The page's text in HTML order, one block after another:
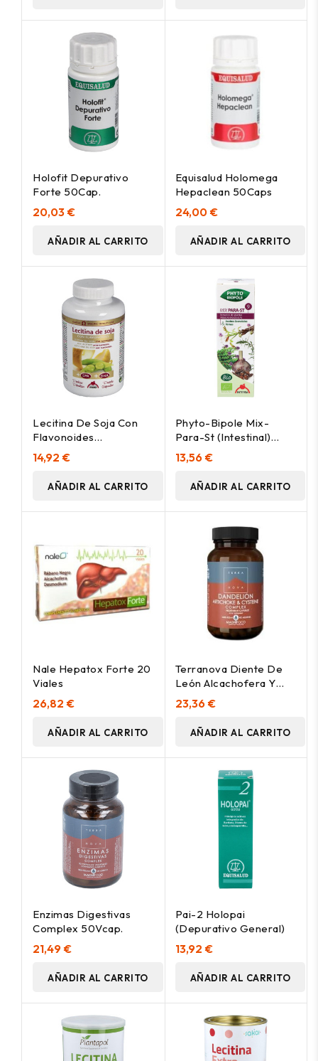
Holofit Depurativo
Forte 50Cap.
20,03 €
AÑADIR AL CARRITO
Equisalud Holomega
Hepaclean 50Caps
24,00 €
AÑADIR AL CARRITO
Lecitina De Soja Con
Flavonoides
1200Mg.90Perlas
14,92 €
AÑADIR AL CARRITO
Phyto-Bipole Mix-
Para-St (Intestinal)
50Ml.
13,56 €
AÑADIR AL CARRITO
Nale Hepatox Forte 20
Viales
26,82 €
AÑADIR AL CARRITO
Terranova Diente De
León Alcachofera Y
Cisteína Complex 100
Cápsulas
23,36 €
AÑADIR AL CARRITO
Enzimas Digestivas
Complex 50Vcap.
21,49 €
AÑADIR AL CARRITO
Pai-2 Holopai
(Depurativo General)
13,92 €
AÑADIR AL CARRITO